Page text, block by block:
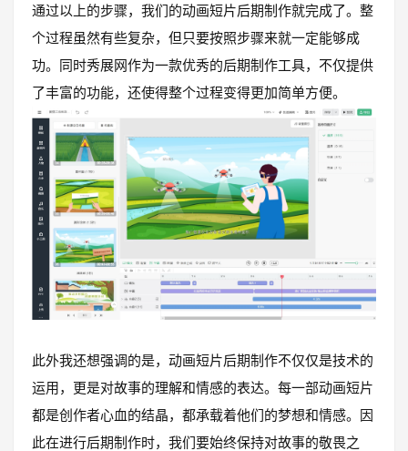
通过以上的步骤，我们的动画短片后期制作就完成了。整
个过程虽然有些复杂，但只要按照步骤来就一定能够成
功。同时秀展网作为一款优秀的后期制作工具，不仅提供
了丰富的功能，还使得整个过程变得更加简单方便。
此外我还想强调的是，动画短片后期制作不仅仅是技术的
运用，更是对故事的理解和情感的表达。每一部动画短片
都是创作者心血的结晶，都承载着他们的梦想和情感。因
此在进行后期制作时，我们要始终保持对故事的敬畏之